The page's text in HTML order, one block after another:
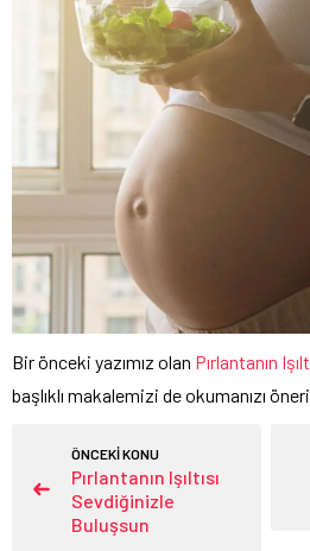
Bir önceki yazımız olan Pırlantanın
başlıklı makalemizi de okumanızı
ÖNCEKİ KONU
Pırlantanın Işıltısı
Sevdiğinizle
Buluşsun